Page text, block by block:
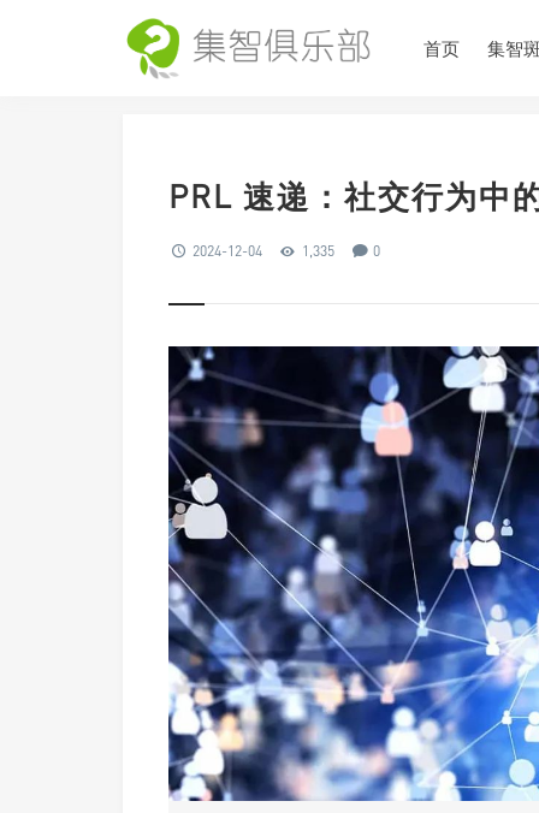
首页 集智
PRL 速递：社交行为中
2024-12-04 1,335 0